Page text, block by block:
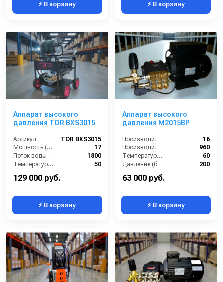
⚡ В корзину ⚡ В корзину
Аппарат высокого
давления TOR BXS3015
Артикул:
TOR BXS3015
Мощность (л/с):
17
Поток воды (л/час):
1800
Температура (°C):
50
129 000 руб.
⚡ В корзину
Аппарат высокого
давления M2015BP
Производительность (л/мин):
16
Производительность (л/ч):
960
Температура (°C):
60
Давление (бар):
200
63 000 руб.
⚡ В корзину